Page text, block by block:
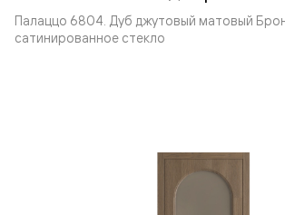
Палаццо 6804. Дуб джутовый матовый
сатинированное стекло